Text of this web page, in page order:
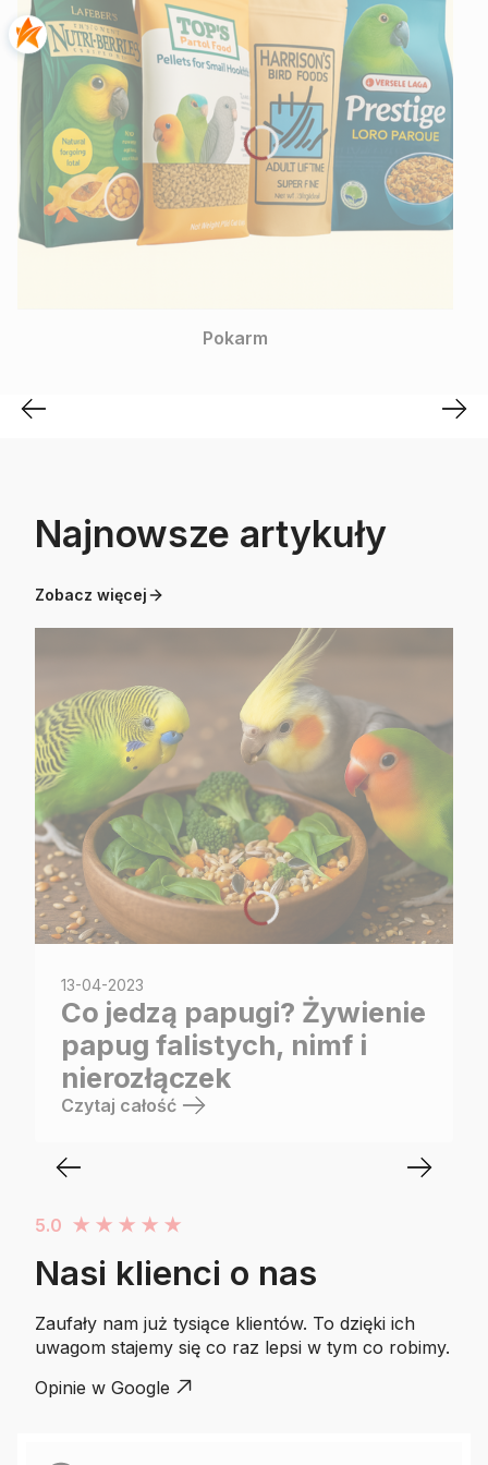
ParrotPlanet
Pokarm
Najnowsze artykuły
Zobacz więcej
13-04-2023
Co jedzą papugi? Żywienie
papug falistych, nimf i
nierozłączek
Czytaj całość
5.0 ★ ★ ★ ★ ★
Nasi klienci o nas
Zaufały nam już tysiące klientów. To dzięki ich
uwagom stajemy się co raz lepsi w tym co robimy.
Opinie w Google